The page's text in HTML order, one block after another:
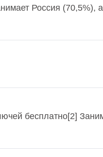
Россия (70,5%),
бесплатно[2]